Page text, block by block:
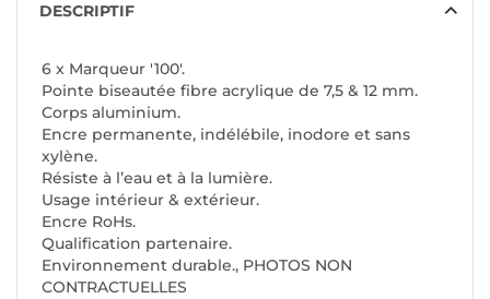
DESCRIPTIF
6 x Marqueur '100'.
Pointe biseautée fibre acrylique de 7,5 & 12 mm.
Corps aluminium.
Encre permanente, indélébile, inodore et sans
xylène.
Résiste à l’eau et à la lumière.
Usage intérieur & extérieur.
Encre RoHs.
Qualification partenaire.
Environnement durable., PHOTOS NON
CONTRACTUELLES